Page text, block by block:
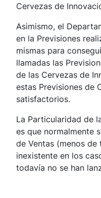
Cervezas de
Asimismo, el
en la Previsiones
mismas para
llamadas las
de las Cervezas de
estas Previsiones de
satisfactorios.
La Particularidad de
es que normalmente
de Ventas (menos de
inexistente en los
todavía no se han